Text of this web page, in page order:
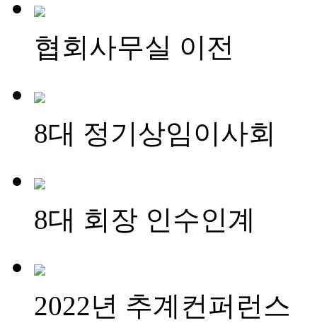
협회사무실 이전
8대 정기상임이사회
8대 회장 인수인계
2022년 추계컨퍼런스